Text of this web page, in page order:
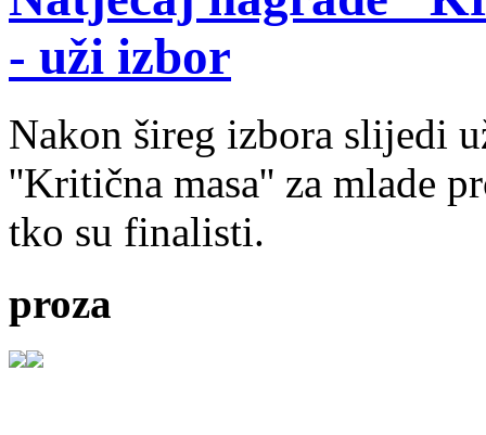
- uži izbor
Nakon šireg izbora slijedi
''Kritična masa'' za mlade
tko su finalisti.
proza